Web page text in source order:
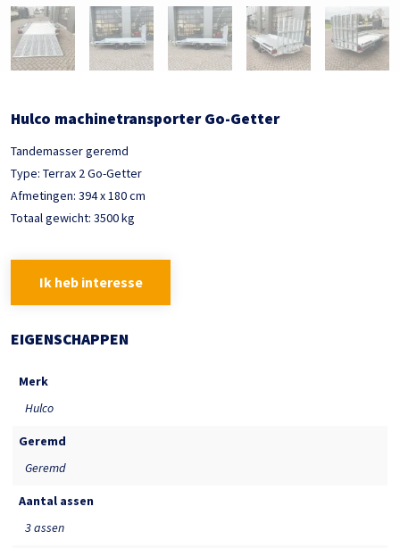
Hulco machinetransporter Go-Getter
Tandemasser geremd
Type: Terrax 2 Go-Getter
Afmetingen: 394 x 180 cm
Totaal gewicht: 3500 kg
Ik heb interesse
EIGENSCHAPPEN
Merk
Hulco
Geremd
Geremd
Aantal assen
3 assen